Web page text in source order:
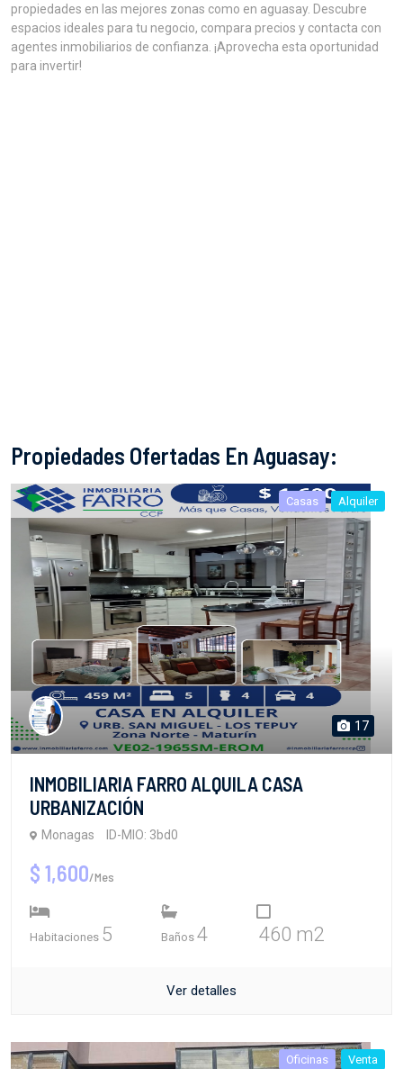
propiedades en las mejores zonas como en aguasay. Descubre
espacios ideales para tu negocio, compara precios y contacta con
agentes inmobiliarios de confianza. ¡Aprovecha esta oportunidad
para invertir!
Propiedades Ofertadas En Aguasay:
Casas Alquiler
17
INMOBILIARIA FARRO ALQUILA CASA
URBANIZACIÓN
Monagas ID-MIO: 3bd0
$ 1,600/Mes
Habitaciones 5 Baños 4 460 m2
Ver detalles
Oficinas Venta